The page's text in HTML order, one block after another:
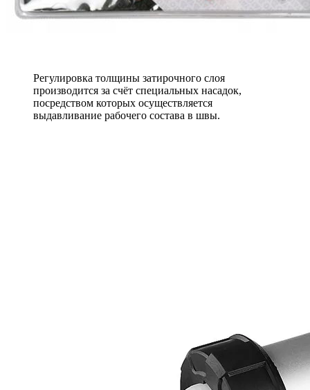
Регулировка толщины затирочного слоя
производится за счёт специальных насадок,
посредством которых осуществляется
выдавливание рабочего состава в швы.